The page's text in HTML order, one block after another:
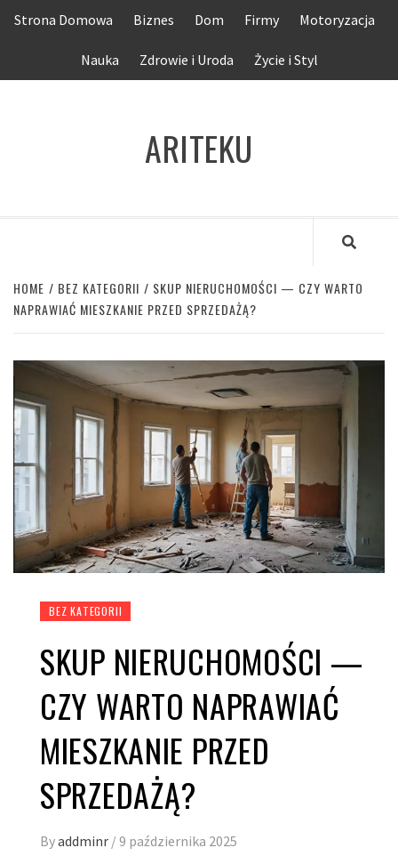
Strona Domowa Biznes Dom Firmy Motoryzacja
Nauka Zdrowie i Uroda Życie i Styl
ARITEKU
HOME BEZ KATEGORII
SKUP NIERUCHOMOŚCI — CZY WARTO
NAPRAWIAĆ MIESZKANIE PRZED SPRZEDAŻĄ?
BEZ KATEGORII
SKUP NIERUCHOMOŚCI —
CZY WARTO NAPRAWIAĆ
MIESZKANIE PRZED
SPRZEDAŻĄ?
Byaddminr /9 października 2025